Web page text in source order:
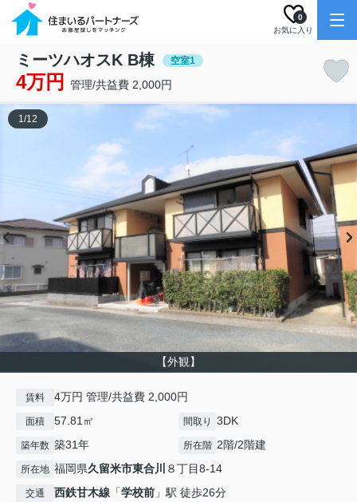
お気に入り
0
ミーツハオスK B棟 空室1
4万円 管理/共益費 2,000円
【外観】
1/12
賃料 4万円 管理/共益費 2,000円
面積 57.81㎡ 間取り 3DK
築年数 築31年 所在階 2階/2階建
所在地 福岡県久留米市東合川 ８丁目8-14
交通 西鉄甘木線 「学校前 」駅 徒歩26分